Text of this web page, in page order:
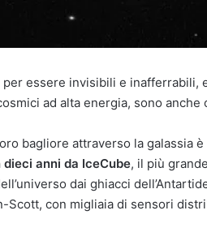
per essere invisibili e inafferrabili,
ad alta energia, sono anche
bagliore attraverso la galassia
anni da IceCube, il più
dai ghiacci
Scott, con migliaia di sensori